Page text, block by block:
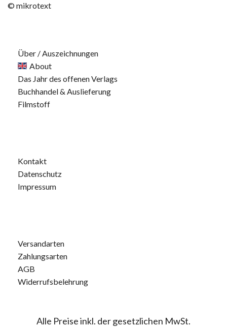
© mikrotext
Über / Auszeichnungen
About
Das Jahr des offenen Verlags
Buchhandel & Auslieferung
Filmstoff
Kontakt
Datenschutz
Impressum
Versandarten
Zahlungsarten
AGB
Widerrufsbelehrung
Alle Preise inkl. der gesetzlichen MwSt.